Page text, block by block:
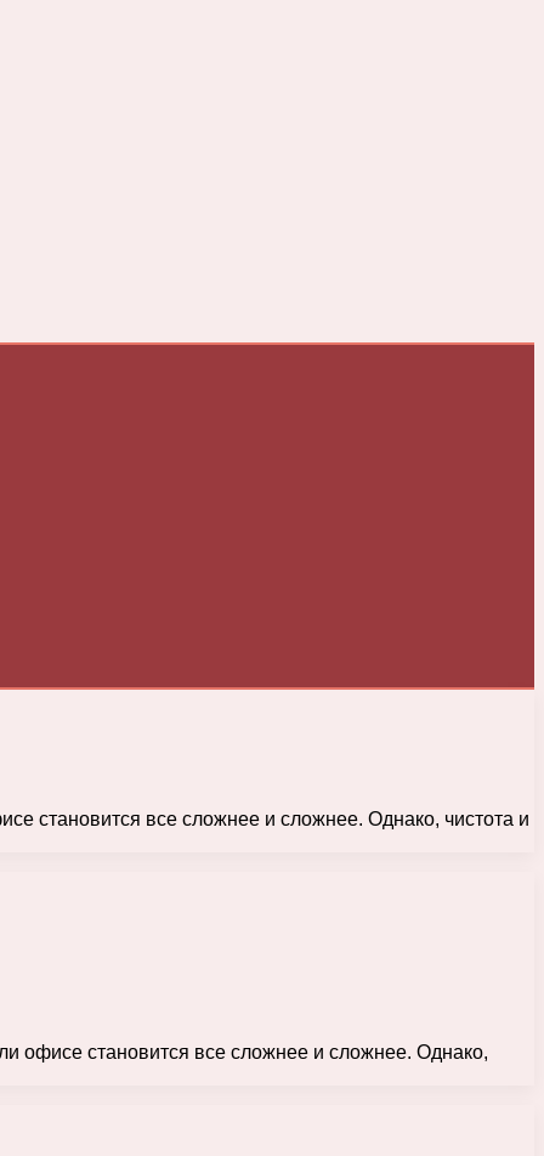
становится все сложнее и сложнее. Однако, чистота и
офисе становится все сложнее и сложнее. Однако,